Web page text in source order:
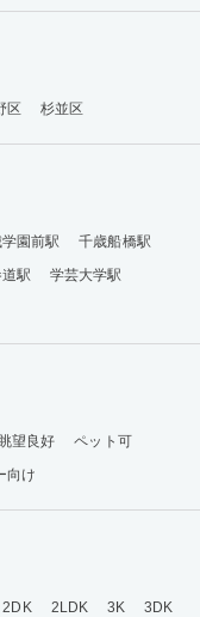
区 杉並区
園前駅
千歳船橋駅
駅
学芸大学駅
望良好
ペット可
向け
2DK 2LDK 3K
3DK